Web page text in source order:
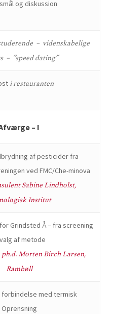
og diskussion
– videnskabelige
– ”speed dating”
i restauranten
– I
af pesticider fra
ved FMC/Che-minova
Sabine Lindholst,
Institut
Grindsted Å – fra screening
af metode
Morten Birch Larsen,
Rambøll
forbindelse med termisk
Oprensning